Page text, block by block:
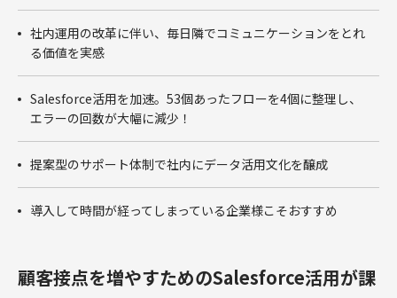
社内運用の改革に伴い、毎日隣でコミュニケーションをとれ
る価値を実感
Salesforce活用を加速。53個あったフローを4個に整理し、
エラーの回数が大幅に減少！
提案型のサポート体制で社内にデータ活用文化を醸成
導入して時間が経ってしまっている企業様こそおすすめ
顧客接点を増やすためのSalesforce活用が課